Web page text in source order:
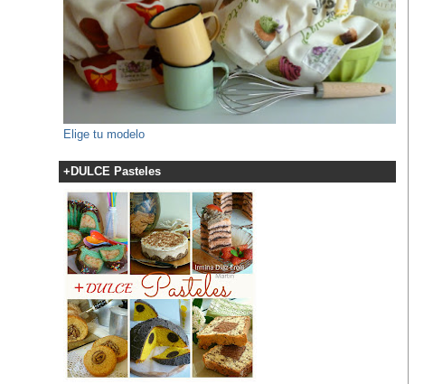
Elige tu modelo
+DULCE Pasteles